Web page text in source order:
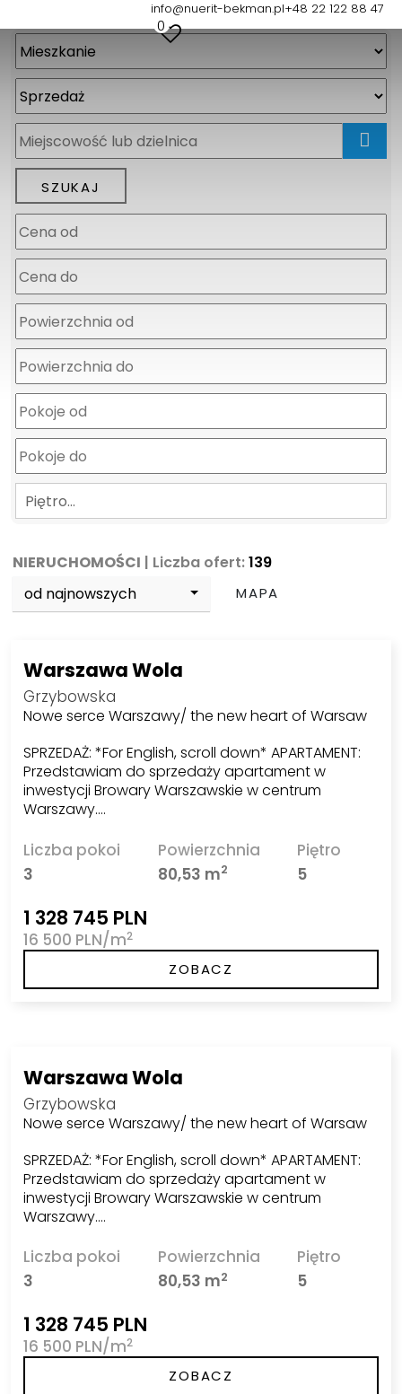
info@nuerit-bekman.pl+48 22 122 88 47
0
Piętro…
NIERUCHOMOŚCI | Liczba ofert:139
od najnowszych
MAPA
Warszawa Wola
Grzybowska
Nowe serce Warszawy/ the new heart of Warsaw
SPRZEDAŻ: *For English, scroll down* APARTAMENT:
Przedstawiam do sprzedaży apartament w
inwestycji Browary Warszawskie w centrum
Warszawy.…
Liczba pokoi
3
Powierzchnia
80,53 m2
Piętro
5
1 328 745 PLN
16 500 PLN/m2
ZOBACZ
Warszawa Wola
Grzybowska
Nowe serce Warszawy/ the new heart of Warsaw
SPRZEDAŻ: *For English, scroll down* APARTAMENT:
Przedstawiam do sprzedaży apartament w
inwestycji Browary Warszawskie w centrum
Warszawy.…
Liczba pokoi
3
Powierzchnia
80,53 m2
Piętro
5
1 328 745 PLN
16 500 PLN/m2
ZOBACZ